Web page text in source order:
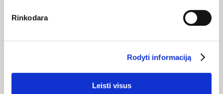
Rinkodara
Rodyti informaciją
Leisti visus